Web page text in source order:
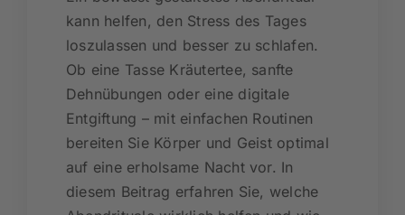
kann helfen, den Stress des Tages
loszulassen und besser zu schlafen.
Ob eine Tasse Kräutertee, sanfte
Dehnübungen oder eine digitale
Entgiftung – mit einfachen Routinen
bereiten Sie Körper und Geist optimal
auf eine erholsame Nacht vor. In
diesem Beitrag erfahren Sie, welche